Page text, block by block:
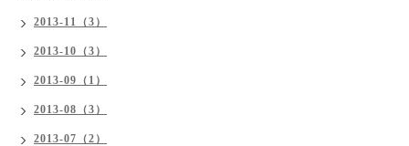
2013-11（3）
2013-10（3）
2013-09（1）
2013-08（3）
2013-07（2）